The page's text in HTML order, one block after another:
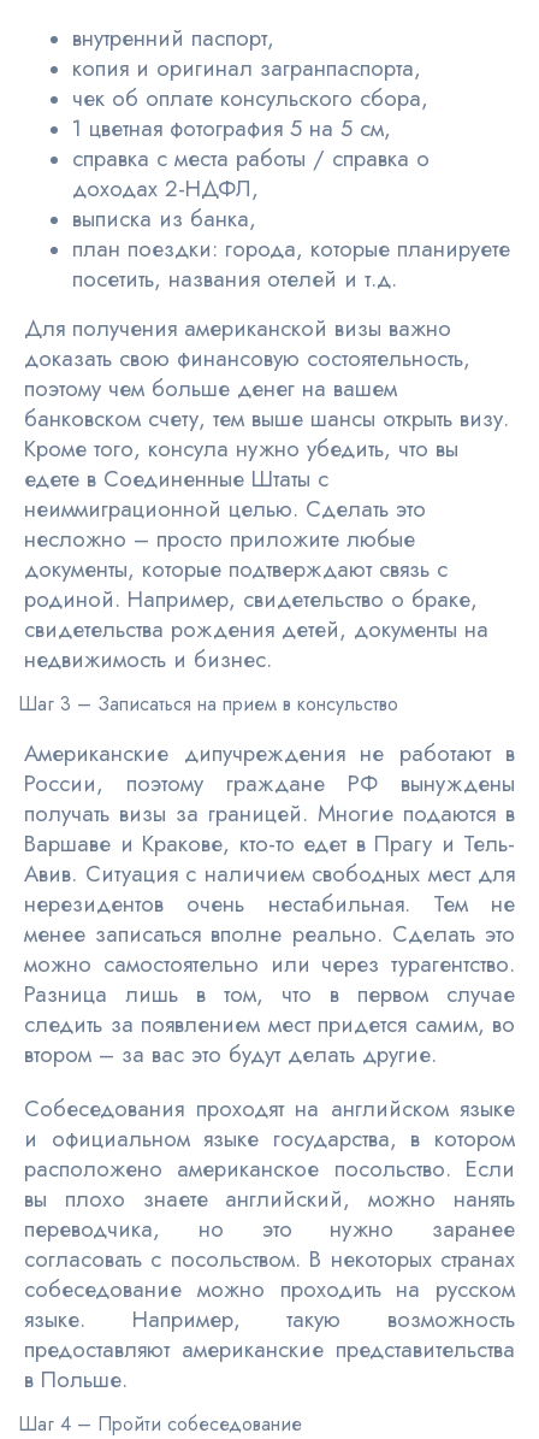
внутренний паспорт,
копия и оригинал загранпаспорта,
чек об оплате консульского сбора,
1 цветная фотография 5 на 5 см,
справка с места работы / справка о
доходах 2-НДФЛ,
выписка из банка,
план поездки: города, которые планируете
посетить, названия отелей и т.д.
Для получения американской визы важно
доказать свою финансовую состоятельность,
поэтому чем больше денег на вашем
банковском счету, тем выше шансы открыть визу.
Кроме того, консула нужно убедить, что вы
едете в Соединенные Штаты с
неиммиграционной целью. Сделать это
несложно – просто приложите любые
документы, которые подтверждают связь с
родиной. Например, свидетельство о браке,
свидетельства рождения детей, документы на
недвижимость и бизнес.
Шаг 3 – Записаться на прием в консульство
Американские дипучреждения не работают в
России, поэтому граждане РФ вынуждены
получать визы за границей. Многие подаются в
Варшаве и Кракове, кто-то едет в Прагу и Тель-
Авив. Ситуация с наличием свободных мест для
нерезидентов очень нестабильная. Тем не
менее записаться вполне реально. Сделать это
можно самостоятельно или через турагентство.
Разница лишь в том, что в первом случае
следить за появлением мест придется самим, во
втором – за вас это будут делать другие.
Собеседования проходят на английском языке
и официальном языке государства, в котором
расположено американское посольство. Если
вы плохо знаете английский, можно нанять
переводчика, но это нужно заранее
согласовать с посольством. В некоторых странах
собеседование можно проходить на русском
языке. Например, такую возможность
предоставляют американские представительства
в Польше.
Шаг 4 – Пройти собеседование